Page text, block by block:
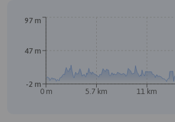
0 m 5.7 km 11 km
-2 m
47 m
97 m